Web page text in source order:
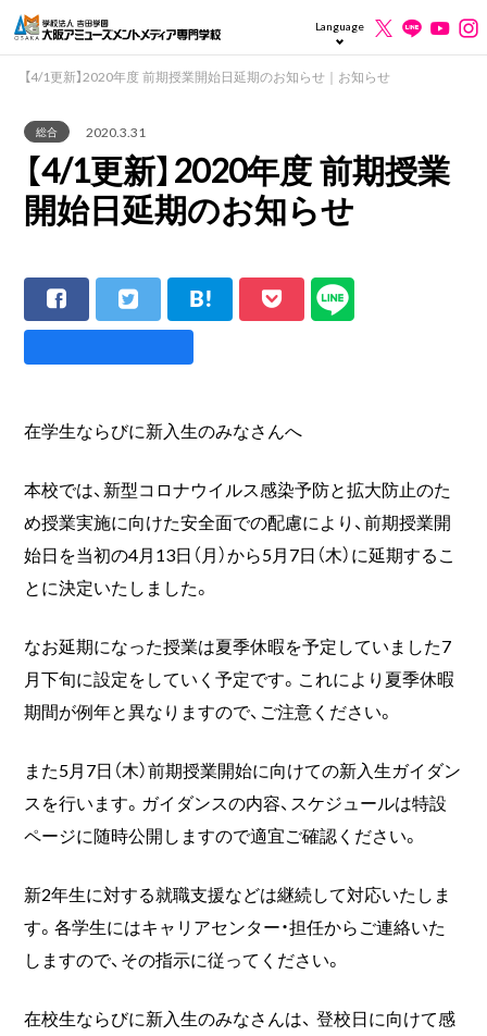
Language
【4/1更新】2020年度 前期授業開始日延期のお知らせ｜お知らせ
総合 2020.3.31
【4/1更新】2020年度 前期授業
開始日延期のお知らせ
在学生ならびに新入生のみなさんへ
本校では、新型コロナウイルス感染予防と拡大防止のた
め授業実施に向けた安全面での配慮により、前期授業開
始日を当初の4月13日（月）から5月7日（木）に延期するこ
とに決定いたしました。
なお延期になった授業は夏季休暇を予定していました7
月下旬に設定をしていく予定です。これにより夏季休暇
期間が例年と異なりますので、ご注意ください。
また5月7日（木）前期授業開始に向けての新入生ガイダン
スを行います。ガイダンスの内容、スケジュールは特設
ページに随時公開しますので適宜ご確認ください。
新2年生に対する就職支援などは継続して対応いたしま
す。各学生にはキャリアセンター・担任からご連絡いた
しますので、その指示に従ってください。
在校生ならびに新入生のみなさんは、 登校日に向けて感